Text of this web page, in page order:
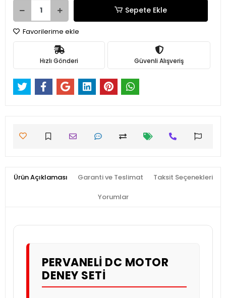
Sepete Ekle
Favorilerime ekle
Hızlı Gönderi Güvenli Alışveriş
Ürün Açıklaması Garanti ve Teslimat Taksit Seçenekleri
Yorumlar
PERVANELI DC MOTOR
DENEY SETI